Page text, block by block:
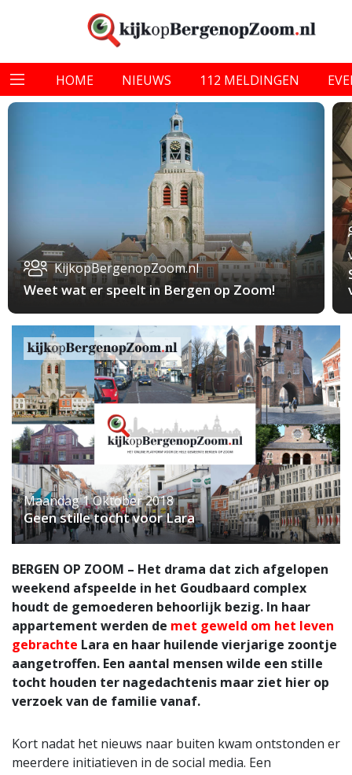
HOME NIEUWS 112 MELDINGEN
KijkopBergenopZoom.nl
Weet wat er speelt in Bergen op Zoom!
Maandag 1 Oktober 2018
Geen stille tocht voor Lara
BERGEN OP ZOOM – Het drama dat zich afgelopen
weekend afspeelde in het Goudbaard complex
houdt de gemoederen behoorlijk bezig. In haar
appartement werden de met geweld om het leven
gebrachte Lara en haar huilende vierjarige zoontje
aangetroffen. Een aantal mensen wilde een stille
tocht houden ter nagedachtenis maar ziet hier op
verzoek van de familie vanaf.
Kort nadat het nieuws naar buiten kwam ontstonden er
meerdere initiatieven in de social media. Een